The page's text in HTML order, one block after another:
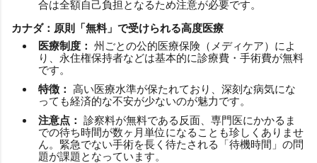
合は全額自己負担となるため注意が必要です。
カナダ：原則「無料」で受けられる高度医療
医療制度： 州ごとの公的医療保険（メディケア）によ
り、永住権保持者などは基本的に診療費・手術費が無料
です。
特徴： 高い医療水準が保たれており、深刻な病気にな
っても経済的な不安が少ないのが魅力です。
注意点： 診察料が無料である反面、専門医にかかるま
での待ち時間が数ヶ月単位になることも珍しくありませ
ん。緊急でない手術を長く待たされる「待機時間」の問
題が課題となっています。